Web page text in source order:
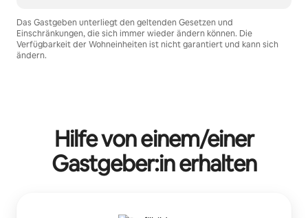
Das Gastgeben unterliegt den geltenden Gesetzen und
Einschränkungen, die sich immer wieder ändern können. Die
Verfügbarkeit der Wohneinheiten ist nicht garantiert und kann sich
ändern.
Hilfe von einem/einer
Gastgeber:in erhalten